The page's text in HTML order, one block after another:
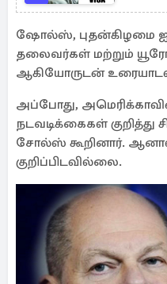
ஷோல்ஸ், புதன்கிழமை
தலைவர்கள் மற்றும்
ஆகியோருடன்
அப்போது,
நடவடிக்கைகள் குறித்து
சோல்ஸ் கூறினார்.
குறிப்பிடவில்லை.